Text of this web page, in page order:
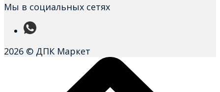
Мы в социальных сетях
2026 © ДПК Маркет